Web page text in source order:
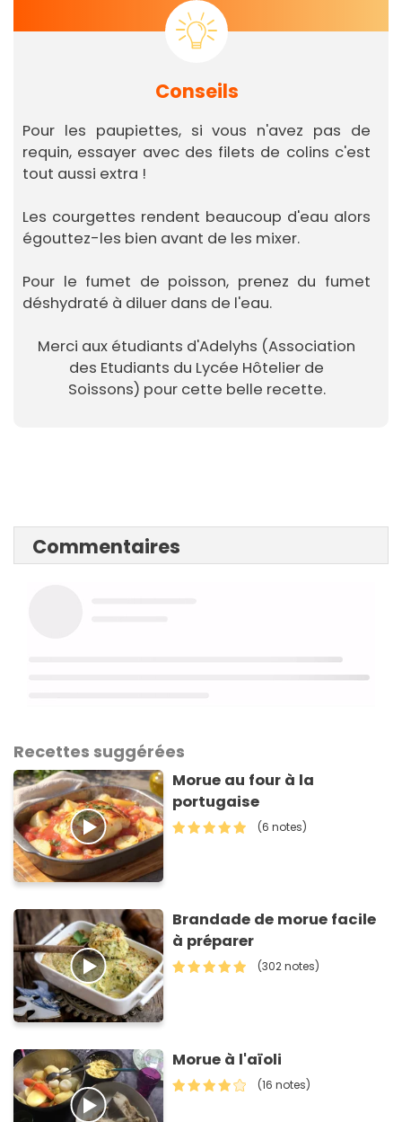
Conseils
Pour les paupiettes, si vous n'avez pas de
requin, essayer avec des filets de colins c'est
tout aussi extra !
Les courgettes rendent beaucoup d'eau alors
égouttez-les bien avant de les mixer.
Pour le fumet de poisson, prenez du fumet
déshydraté à diluer dans de l'eau.
Merci aux étudiants d'Adelyhs (Association
des Etudiants du Lycée Hôtelier de
Soissons) pour cette belle recette.
Commentaires
Recettes suggérées
Morue au four à la
portugaise
(6 notes)
Brandade de morue facile
à préparer
(302 notes)
Morue à l'aïoli
(16 notes)